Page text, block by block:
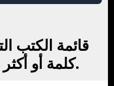
قائمة الكتب
Ridehome كلمة أو أكثر.